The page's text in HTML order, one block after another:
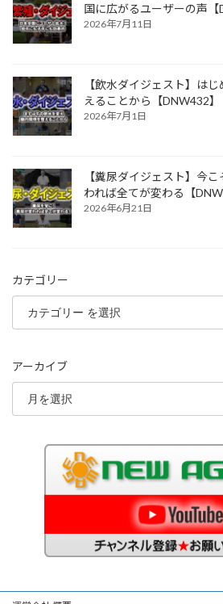
国に広がるユーザーの声【
2026年7月11日
【飲水ダイジェスト】は
えることから【DNW432】
2026年7月1日
【糞尿ダイジェスト】今
われば全てが変わる【
2026年6月21日
カテゴリー
アーカイブ